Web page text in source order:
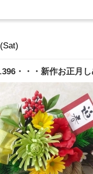
・・・新作お正月